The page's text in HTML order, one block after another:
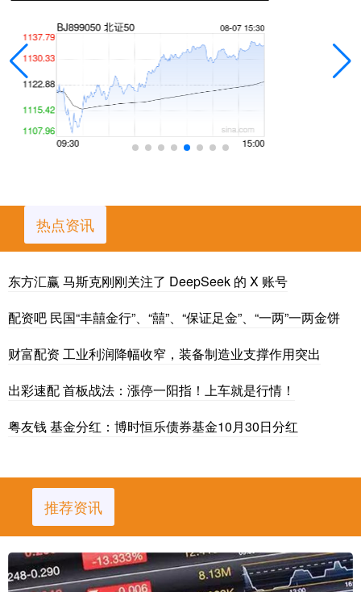
热点资讯
东方汇赢 马斯克刚刚关注了 DeepSeek 的 X 账号
配资吧 民国“丰囍金行”、“囍”、“保证足金”、“一两”一两金饼
财富配资 工业利润降幅收窄，装备制造业支撑作用突出
出彩速配 首板战法：漲停一阳指！上车就是行情！
粤友钱 基金分红：博时恒乐债券基金10月30日分红
推荐资讯